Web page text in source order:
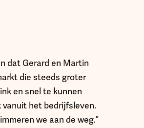
dat Gerard en Martin
die steeds groter
en snel te kunnen
vanuit het bedrijfsleven.
we aan de weg.”